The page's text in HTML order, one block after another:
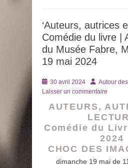
‘Auteurs, autrices
Comédie du livre |
du Musée Fabre,
19 mai 2024
Posté
le
30 avril 2024 AuteurAutour
Laisser un commentaire
AUTEURS,
Comédie du
2024
CHOC DES
dimanche 19 mai de